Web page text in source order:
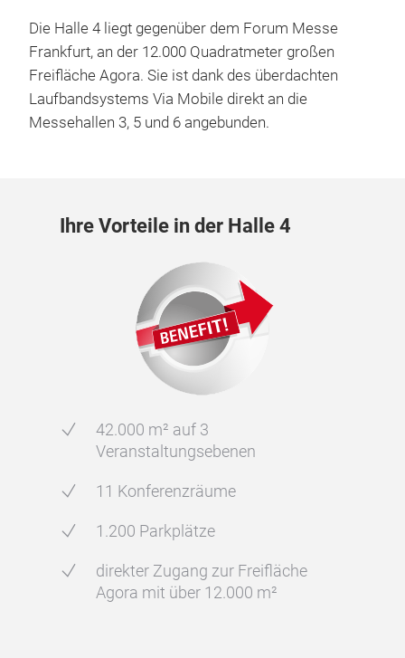
Die Halle 4 liegt gegenüber dem Forum Messe
Frankfurt, an der 12.000 Quadratmeter großen
Freifläche Agora. Sie ist dank des überdachten
Laufbandsystems Via Mobile direkt an die
Messehallen 3, 5 und 6 angebunden.
Ihre Vorteile in der Halle 4
42.000 m² auf 3
Veranstaltungsebenen
11 Konferenzräume
1.200 Parkplätze
direkter Zugang zur Freifläche
Agora mit über 12.000 m²